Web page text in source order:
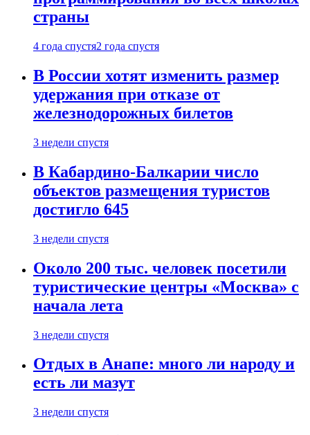
страны
4 года спустя2 года спустя
В России хотят изменить размер
удержания при отказе от
железнодорожных билетов
3 недели спустя
В Кабардино-Балкарии число
объектов размещения туристов
достигло 645
3 недели спустя
Около 200 тыс. человек посетили
туристические центры «Москва» с
начала лета
3 недели спустя
Отдых в Анапе: много ли народу и
есть ли мазут
3 недели спустя